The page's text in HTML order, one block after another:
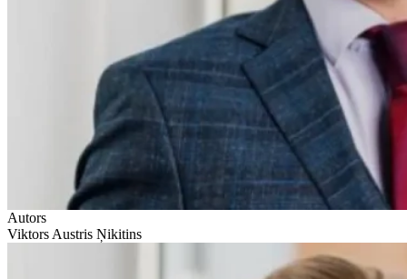
Autors
Viktors Austris Ņikitins